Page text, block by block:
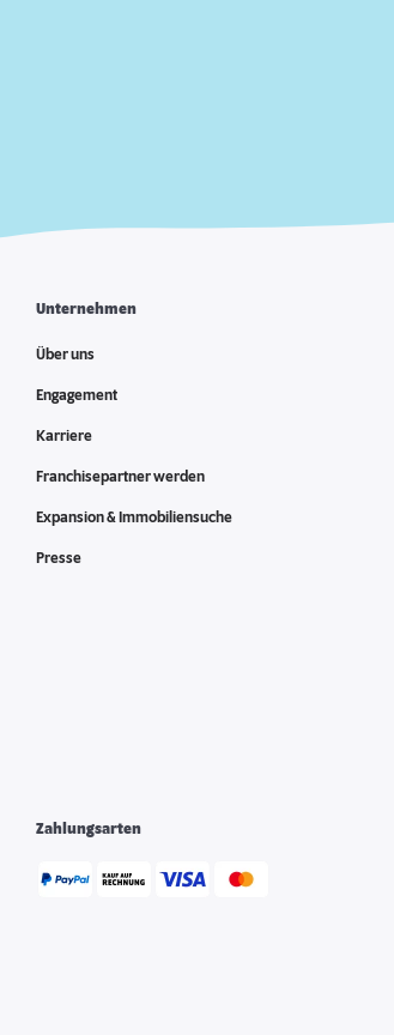
Unternehmen
Über uns
Engagement
Karriere
Franchisepartner werden
Expansion & Immobiliensuche
Presse
Zahlungsarten